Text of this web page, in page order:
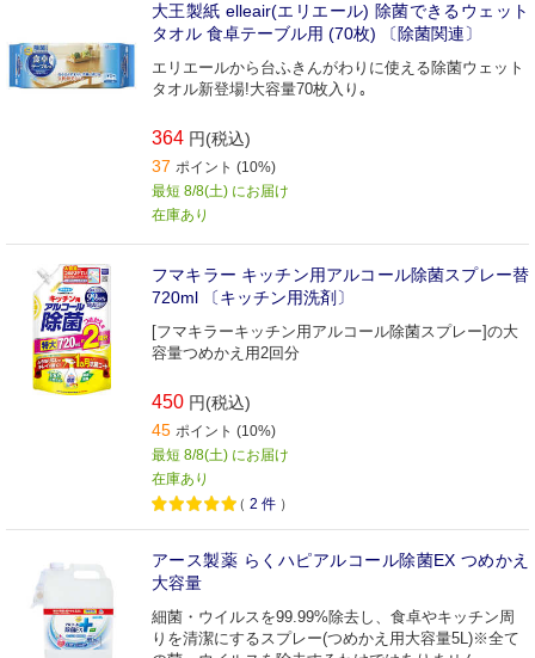
大王製紙 elleair(エリエール) 除菌できるウェット
タオル 食卓テーブル用 (70枚) 〔除菌関連〕
エリエールから台ふきんがわりに使える除菌ウェット
タオル新登場!大容量70枚入り｡
364 円(税込)
37 ポイント (10%)
最短 8/8(土) にお届け
在庫あり
フマキラー キッチン用アルコール除菌スプレー替
720ml 〔キッチン用洗剤〕
[フマキラーキッチン用アルコール除菌スプレー]の大
容量つめかえ用2回分
450 円(税込)
45 ポイント (10%)
最短 8/8(土) にお届け
在庫あり
（ 2 件 ）
アース製薬 らくハピアルコール除菌EX つめかえ
大容量
細菌・ウイルスを99.99%除去し、食卓やキッチン周
りを清潔にするスプレー(つめかえ用大容量5L)※全て